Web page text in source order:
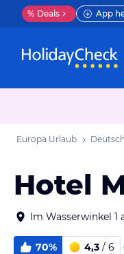
% Deals App
Europa Urlaub
Hotel
Im Wasserwinkel
70% 4,3 / 6